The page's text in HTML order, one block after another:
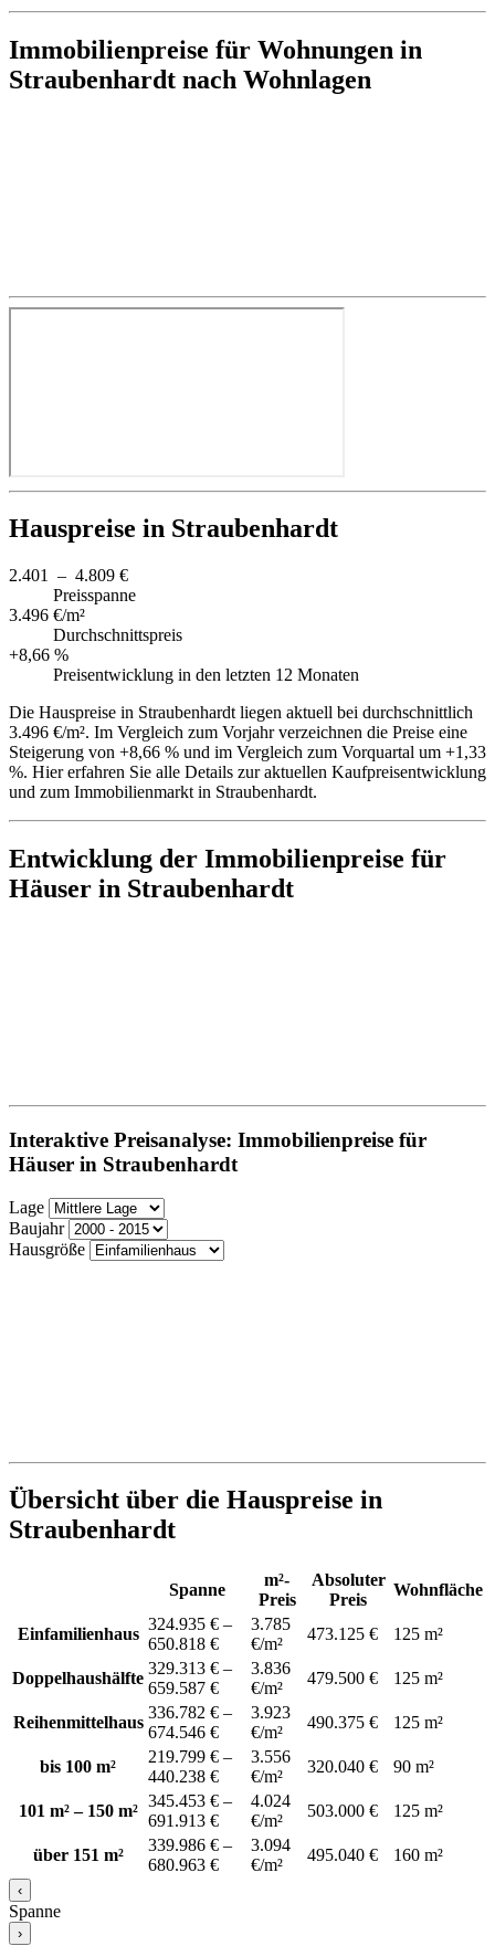
Immobilienpreise für Wohnungen in
Straubenhardt nach Wohnlagen
Hauspreise in Straubenhardt
2.401 – 4.809 €
Preisspanne
3.496 €/m²
Durchschnittspreis
+8,66 %
Preisentwicklung in den letzten 12 Monaten
Die Hauspreise in Straubenhardt liegen aktuell bei durchschnittlich
3.496 €/m². Im Vergleich zum Vorjahr verzeichnen die Preise eine
Steigerung von +8,66 % und im Vergleich zum Vorquartal um +1,33
%. Hier erfahren Sie alle Details zur aktuellen Kaufpreisentwicklung
und zum Immobilienmarkt in Straubenhardt.
Entwicklung der Immobilienpreise für
Häuser in Straubenhardt
Interaktive Preisanalyse: Immobilienpreise für
Häuser in Straubenhardt
Lage
Baujahr
Hausgröße
Übersicht über die Hauspreise in
Straubenhardt
Spanne
m²-
Preis
Absoluter
Preis
Wohnfläche
Einfamilienhaus
324.935 € –
650.818 €
3.785
€/m²
473.125 € 125 m²
Doppelhaushälfte
329.313 € –
659.587 €
3.836
€/m²
479.500 € 125 m²
Reihenmittelhaus
336.782 € –
674.546 €
3.923
€/m²
490.375 € 125 m²
bis 100 m²
219.799 € –
440.238 €
3.556
€/m²
320.040 € 90 m²
101 m² – 150 m²
345.453 € –
691.913 €
4.024
€/m²
503.000 € 125 m²
über 151 m²
339.986 € –
680.963 €
3.094
€/m²
495.040 € 160 m²
‹
Spanne
›